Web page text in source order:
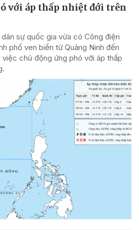
với áp thấp nhiệt đới trên
sự quốc gia vừa có Công điện
phố ven biển từ Quảng Ninh đến
chủ động ứng phó với áp thấp